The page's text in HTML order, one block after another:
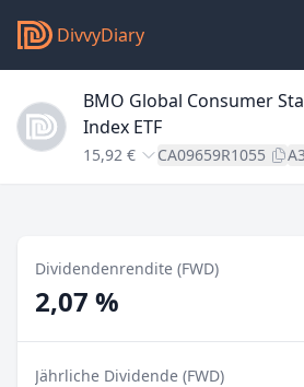
DivvyDiary
BMO Global Consumer
Index ETF
15,92 € CA09659R1055
Dividendenrendite (FWD)
2,07 %
Jährliche Dividende (FWD)